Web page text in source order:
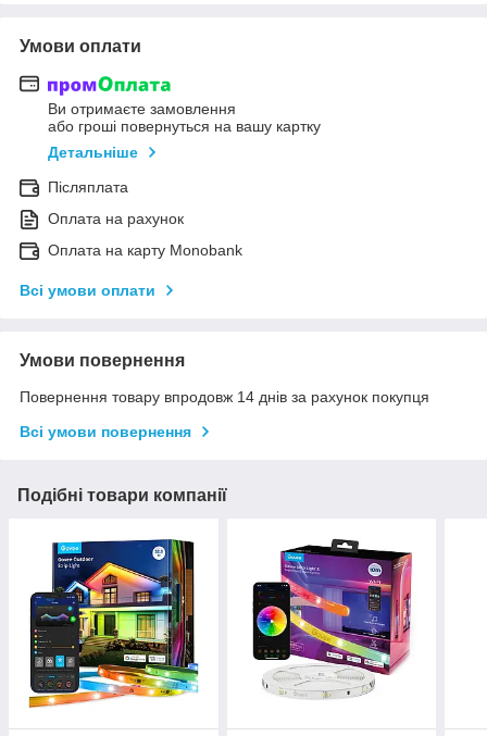
Умови оплати
Ви отримаєте замовлення
або гроші повернуться на вашу картку
Детальніше
Післяплата
Оплата на рахунок
Оплата на карту Monobank
Всі умови оплати
Умови повернення
Повернення товару впродовж 14 днів за рахунок покупця
Всі умови повернення
Подібні товари компанії